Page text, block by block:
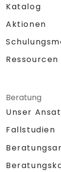
Katalog
Aktionen
Ressourcen
Beratung
Unser
Fallstudien